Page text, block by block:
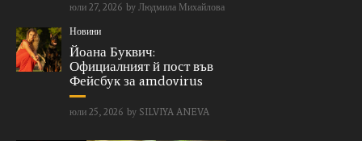
юли 27, 2026 by Людмила Михайлова
Новини
Йоана Буквич:
Официалният й пост във
Фейсбук за amdovirus
юли 25, 2026 by SILVIYA ANEVA